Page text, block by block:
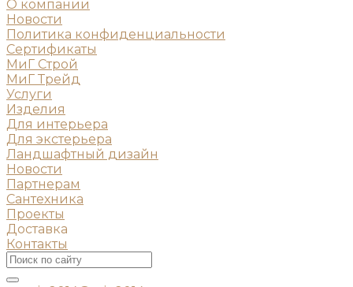
О компании
Новости
Политика конфиденциальности
Сертификаты
МиГ Строй
МиГ Трейд
Услуги
Изделия
Для интерьера
Для экстерьера
Ландшафтный дизайн
Новости
Партнерам
Сантехника
Проекты
Доставка
Контакты